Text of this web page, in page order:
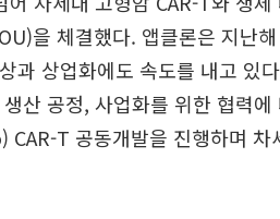
을 체결했다. 앱클론은 지난
과 상업화에도 속도를 내고 있
산 공정, 사업화를 위한 협력
T 공동개발을 진행하며 차